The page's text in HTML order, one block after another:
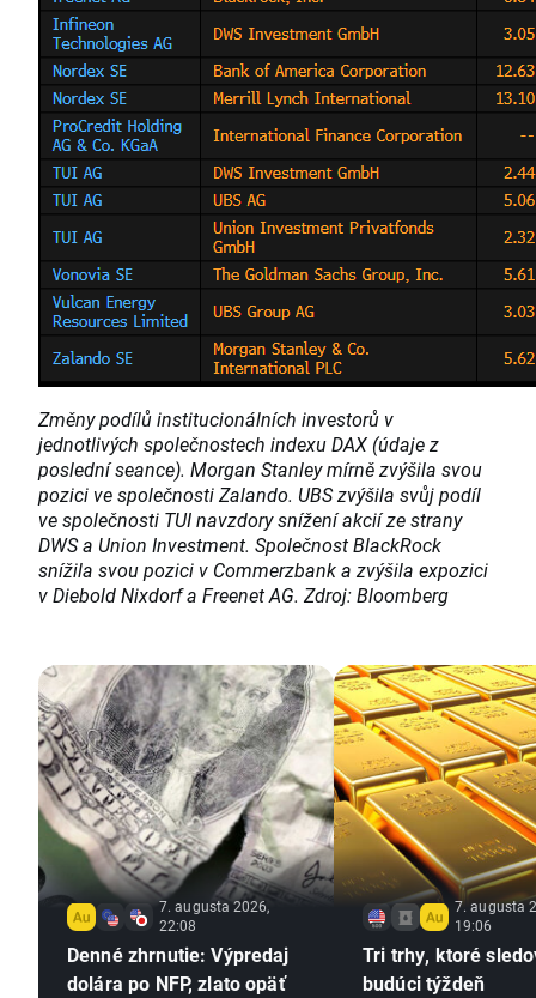
Změny podílů institucionálních investorů v
jednotlivých společnostech indexu DAX (údaje z
poslední seance). Morgan Stanley mírně zvýšila svou
pozici ve společnosti Zalando. UBS zvýšila svůj podíl
ve společnosti TUI navzdory snížení akcií ze strany
DWS a Union Investment. Společnost BlackRock
snížila svou pozici v Commerzbank a zvýšila expozici
v Diebold Nixdorf a Freenet AG. Zdroj: Bloomberg
7. augusta 2026,
22:08
Denné zhrnutie: Výpredaj
dolára po NFP, zlato opäť
7. augusta
19:06
Tri trhy, ktoré
budúci týždeň